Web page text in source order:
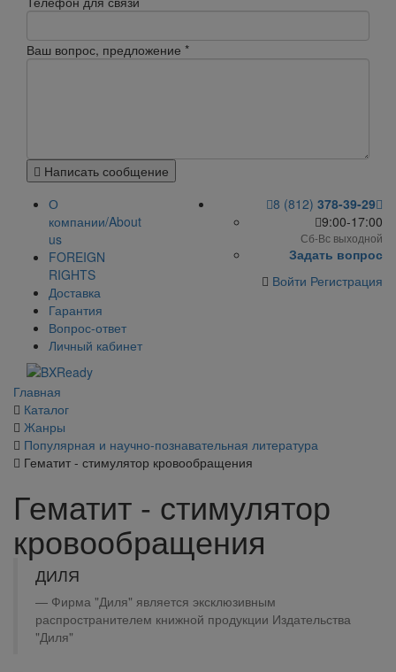
Ваш вопрос, предложение *
Написать сообщение
О
компании/About
us
FOREIGN
RIGHTS
Доставка
Гарантия
Вопрос-ответ
Личный кабинет
8 (812) 378-39-29
9:00-17:00
Сб-Вс выходной
Задать вопрос
Войти Регистрация
Главная
Каталог
Жанры
Популярная и научно-познавательная литература
Гематит - стимулятор кровообращения
Гематит - стимулятор
кровообращения
ДИЛЯ
Фирма "Диля" является эксклюзивным
распространителем книжной продукции Издательства
"Диля"